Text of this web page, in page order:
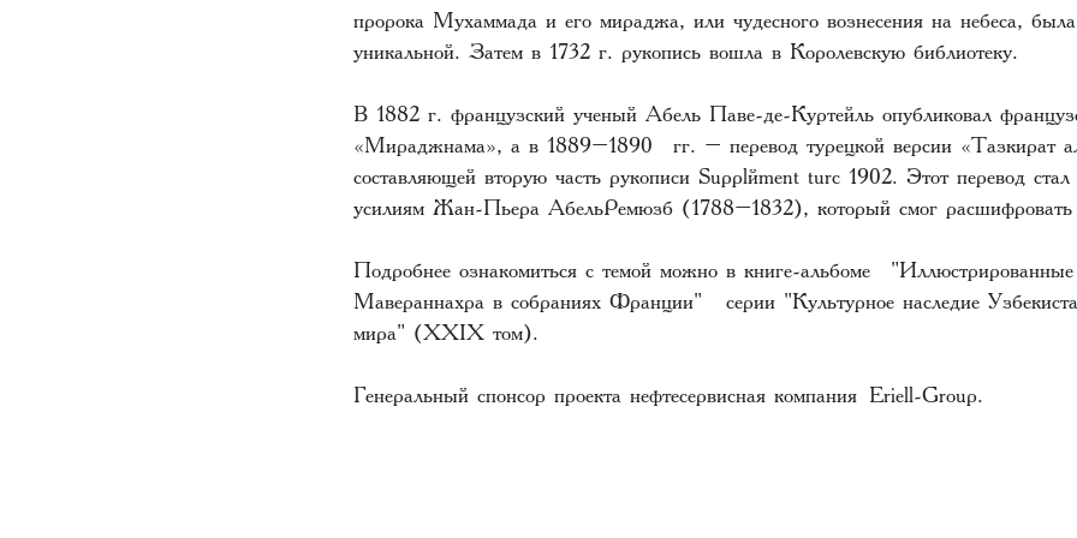
пророка Мухаммада и его мираджа, или чудесного вознесения на небеса, была
уникальной. Затем в 1732 г. рукопись вошла в Королевскую библиотеку.
В 1882 г. французский ученый Абель Паве-де-Куртейль опубликовал
«Мираджнама», а в 1889–1890 гг. – перевод турецкой версии «Тазкират
составляющей вторую часть рукописи Supplément turc 1902. Этот перевод
усилиям Жан-Пьера АбельРемюзá (1788–1832), который смог расшифровать
Подробнее ознакомиться с темой можно в книге-альбоме "Иллюстрированные
Мавераннахра в собраниях Франции" серии "Культурное наследие
мира" (XXIX том).
Генеральный спонсор проекта нефтесервисная компания Eriell-Group.